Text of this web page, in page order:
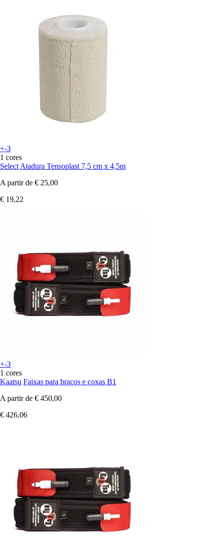
+-3
1 cores
Select Atadura Tensoplast 7,5 cm x 4,5m
A partir de € 25,00
€ 19,22
+-3
1 cores
Kaatsu Faixas para braços e coxas B1
A partir de € 450,00
€ 426,06